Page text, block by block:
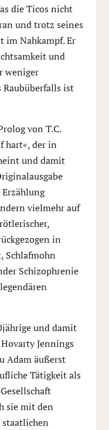
die Ticos nicht
und trotz seines
im Nahkampf. Er
und
weniger
Raubüberfalls ist
von T.C.
hart«, der in
und damit
vielmehr auf
in
Schlafmohn
Schizophrenie
und damit
Jennings
Adam äußerst
Tätigkeit als
sie mit den